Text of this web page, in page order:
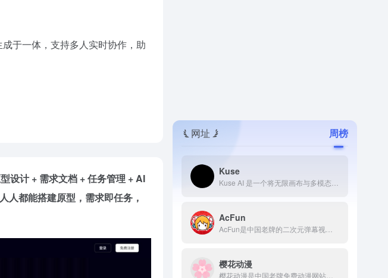
于一体，支持多人实时协作，助
设计 + 需求文档 + 任务管理 + AI
人人都能搭建原型，需求即任务，
网址 周榜
Kuse
AcFun
樱花动漫